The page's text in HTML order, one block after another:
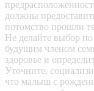
должны
потомство прошли
Не делайте выбор
будущим членом
здоровье и
Уточните,
что малыш с